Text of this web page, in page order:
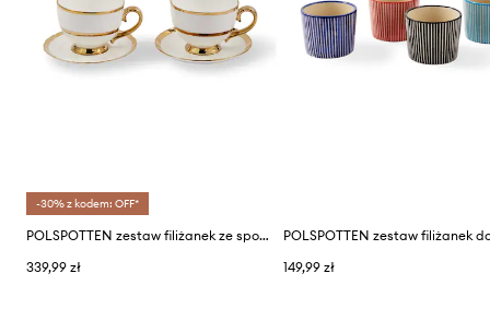
-30% z kodem: OFF*
POLSPOTTEN zestaw filiżanek ze spodkami dla 2 os. Golden Finds 500 ml
339,99 zł
149,99 zł